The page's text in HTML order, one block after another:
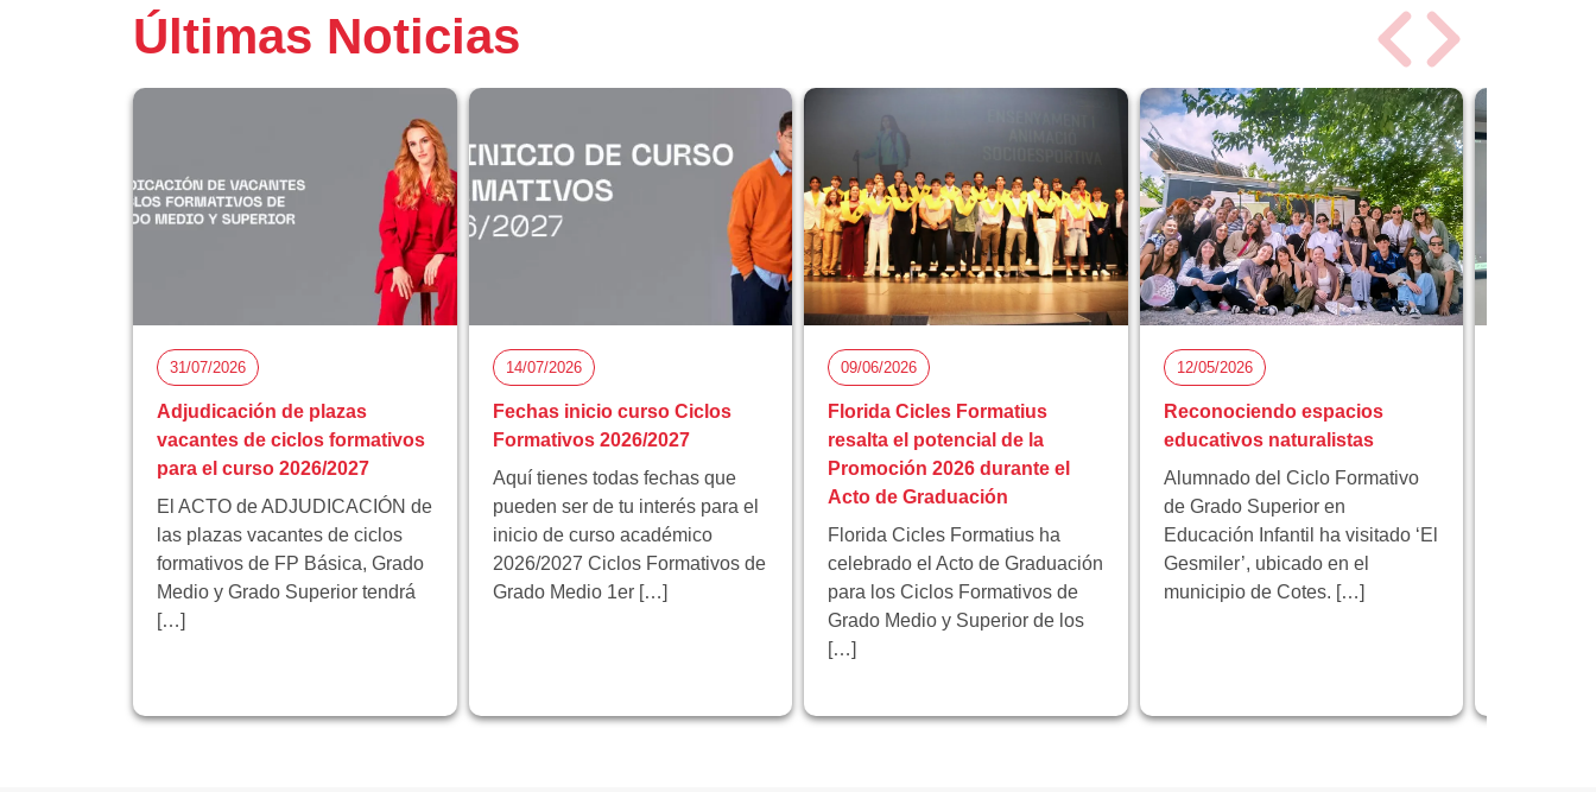
Últimas Noticias
31/07/2026
Adjudicación de plazas
vacantes de ciclos formativos
para el curso 2026/2027
El ACTO de ADJUDICACIÓN de
las plazas vacantes de ciclos
formativos de FP Básica, Grado
Medio y Grado Superior tendrá
[…]
14/07/2026
Fechas inicio curso Ciclos
Formativos 2026/2027
Aquí tienes todas fechas que
pueden ser de tu interés para el
inicio de curso académico
2026/2027 Ciclos Formativos de
Grado Medio 1er […]
09/06/2026
Florida Cicles Formatius
resalta el potencial de la
Promoción 2026 durante el
Acto de Graduación
Florida Cicles Formatius ha
celebrado el Acto de Graduación
para los Ciclos Formativos de
Grado Medio y Superior de los
[…]
12/05/2026
Reconociendo espacios
educativos naturalistas
Alumnado del Ciclo Formativo
de Grado Superior en
Educación Infantil ha visitado ‘El
Gesmiler’, ubicado en el
municipio de Cotes. […]